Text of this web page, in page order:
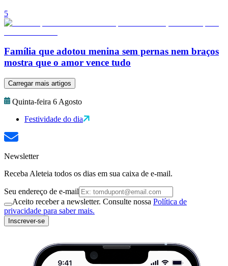
5
Família que adotou menina sem pernas nem braços
mostra que o amor vence tudo
Carregar mais artigos
Quinta-feira 6 Agosto
Festividade do dia
Newsletter
Receba Aleteia todos os dias em sua caixa de e-mail.
Seu endereço de e-mail
Aceito receber a newsletter. Consulte nossa Política de
privacidade para saber mais.
Inscrever-se